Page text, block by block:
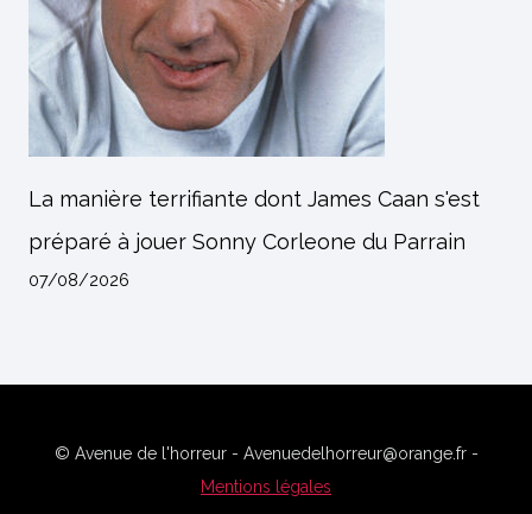
La manière terrifiante dont James Caan s'est
préparé à jouer Sonny Corleone du Parrain
07/08/2026
© Avenue de l'horreur - Avenuedelhorreur@orange.fr -
Mentions légales